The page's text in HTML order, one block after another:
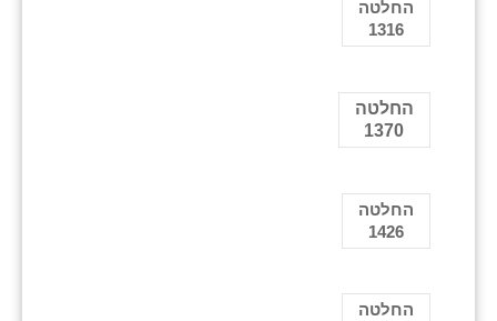
החלטה
1316
החלטה
1370
החלטה
1426
החלטה